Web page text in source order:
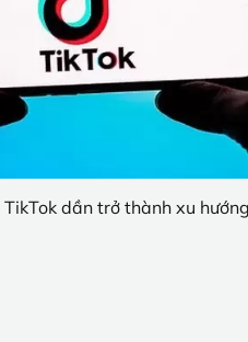
dần trở thành xu hướng